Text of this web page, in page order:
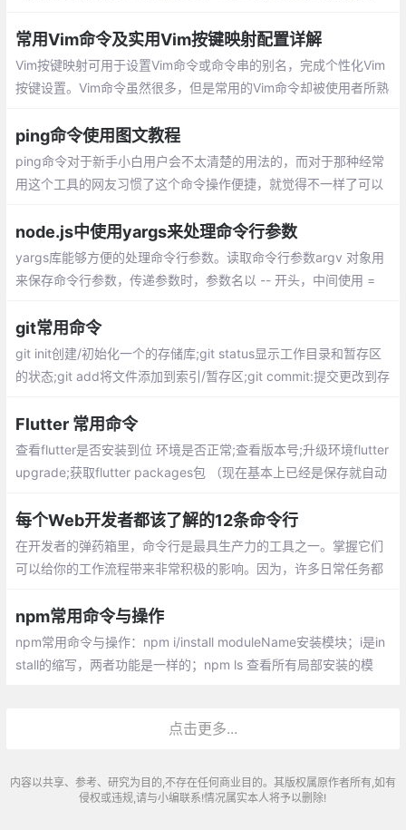
常用Vim命令及实用Vim按键映射配置详解
Vim按键映射可用于设置Vim命令或命令串的别名，完成个性化Vim
按键设置。Vim命令虽然很多，但是常用的Vim命令却被使用者所熟
新选取上一次由可视模式所选择的文本范围。
ping命令使用图文教程
ping命令对于新手小白用户会不太清楚的用法的，而对于那种经常
用这个工具的网友习惯了这个命令操作便捷，就觉得不一样了可以
故障诊断工具。在大家遇到网络问题时，可以试试小编分享的方法
node.js中使用yargs来处理命令行参数
yargs库能够方便的处理命令行参数。读取命令行参数argv 对象用
来保存命令行参数，传递参数时，参数名以 -- 开头，中间使用 =
非连词线开头的参数
git常用命令
git init创建/初始化一个的存储库;git status显示工作目录和暂存区
的状态;git add将文件添加到索引/暂存区;git commit:提交更改到存
Flutter 常用命令
查看flutter是否安装到位 环境是否正常;查看版本号;升级环境flutter
upgrade;获取flutter packages包 （现在基本上已经是保存就自动
每个Web开发者都该了解的12条命令行
在开发者的弹药箱里，命令行是最具生产力的工具之一。掌握它们
可以给你的工作流程带来非常积极的影响。因为，许多日常任务都
npm常用命令与操作
npm常用命令与操作：npm i/install moduleName安装模块；i是in
stall的缩写，两者功能是一样的；npm ls 查看所有局部安装的模
点击更多...
内容以共享、参考、研究为目的,不存在任何商业目的。其版权属原作者所有,如有
侵权或违规,请与小编联系!情况属实本人将予以删除!